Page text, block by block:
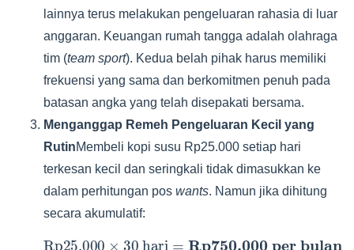
lainnya terus melakukan pengeluaran rahasia di luar
anggaran. Keuangan rumah tangga adalah olahraga
tim (team sport). Kedua belah pihak harus memiliki
frekuensi yang sama dan berkomitmen penuh pada
batasan angka yang telah disepakati bersama.
Menganggap Remeh Pengeluaran Kecil yang
RutinMembeli kopi susu Rp25.000 setiap hari
terkesan kecil dan seringkali tidak dimasukkan ke
dalam perhitungan pos wants. Namun jika dihitung
secara akumulatif:
Rp25.000 ×30hari Rp750.000 per bulan